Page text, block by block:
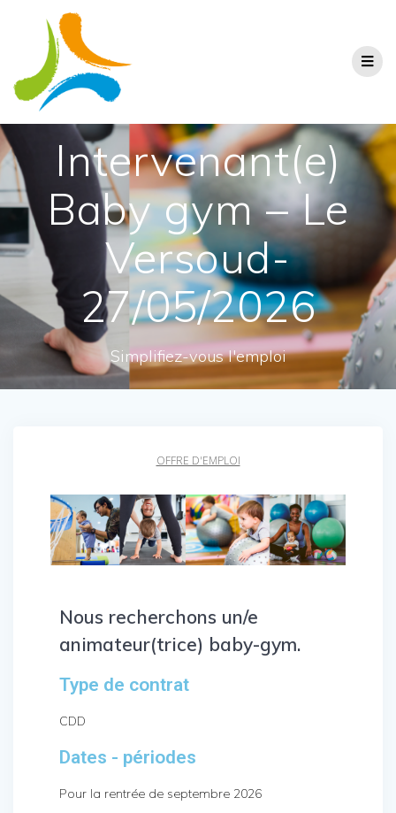
Intervenant(e)
Baby gym – Le
Versoud-
27/05/2026
Simplifiez-vous l'emploi
OFFRE D'EMPLOI
Nous recherchons un/e
animateur(trice) baby-gym.
Type de contrat
CDD
Dates - périodes
Pour la rentrée de septembre 2026